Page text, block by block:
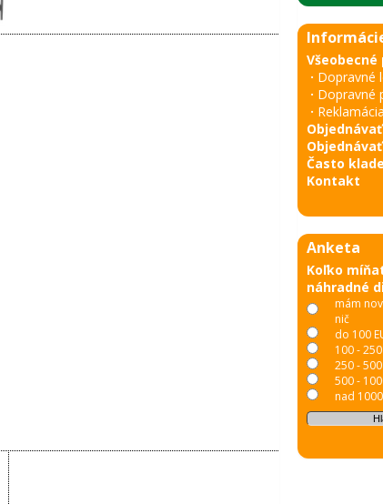
· Dopravné
· Dopravné
· Reklamácia
Objednávať
Často
Kontakt
Anketa
Koľko
náhradné
mám
nič
do 100
100 - 250
250 - 500
500 -
nad 1000